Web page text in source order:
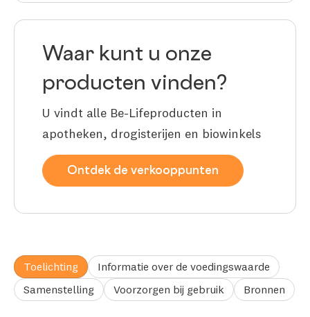
Waar kunt u onze
producten vinden?
U vindt alle Be-Lifeproducten in
apotheken, drogisterijen en biowinkels
Ontdek de verkooppunten
Toelichting
Informatie over de voedingswaarde
Samenstelling
Voorzorgen bij gebruik Bronnen